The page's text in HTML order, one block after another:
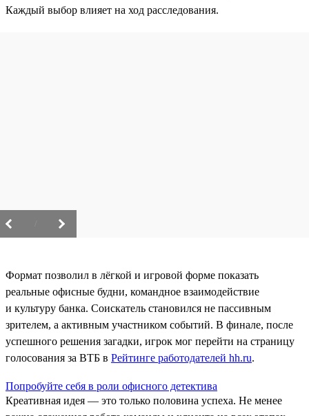
Каждый выбор влияет на ход расследования.
Формат позволил в лёгкой и игровой форме показать
реальные офисные будни, командное взаимодействие
и культуру банка. Соискатель становился не пассивным
зрителем, а активным участником событий. В финале, после
успешного решения загадки, игрок мог перейти на страницу
голосования за ВТБ в Рейтинге работодателей hh.ru.
Попробуйте себя в роли офисного детектива
Креативная идея — это только половина успеха. Не менее